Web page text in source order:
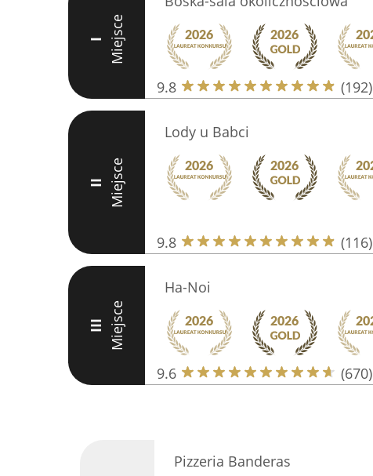
I Miejsce
9.8 (192)
II Miejsce
Lody u Babci
9.8 (116)
III Miejsce
Ha-Noi
9.6 (670)
Pizzeria Banderas